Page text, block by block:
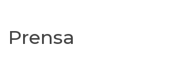
Prensa